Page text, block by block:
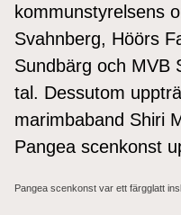
kommunstyrelsens
Svahnberg, Höörs
Sundbärg och MVB
tal. Dessutom
marimbaband Shiri
Pangea scenkonst
Pangea scenkonst var ett färgglatt